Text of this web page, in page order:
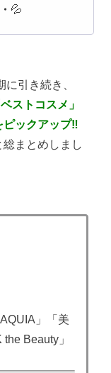
💦
引き続き、
ストコスメ」
ピックアップ‼
総まとめしまし
」「美
Beauty」